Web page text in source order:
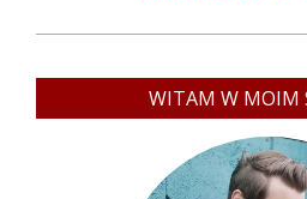
WITAM W MOIM